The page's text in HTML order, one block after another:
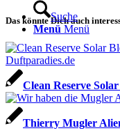
Suche
Menü Menü
Das könnte Dich auch
Clean Reserve
Thierry Mugler